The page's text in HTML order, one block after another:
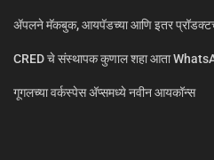
ॲपलने मॅकबुक, आयपॅडच्या आणि इतर
CRED चे संस्थापक कुणाल शहा आता
गूगलच्या वर्कस्पेस अ‍ॅप्समध्ये नवीन आयकॉन्स